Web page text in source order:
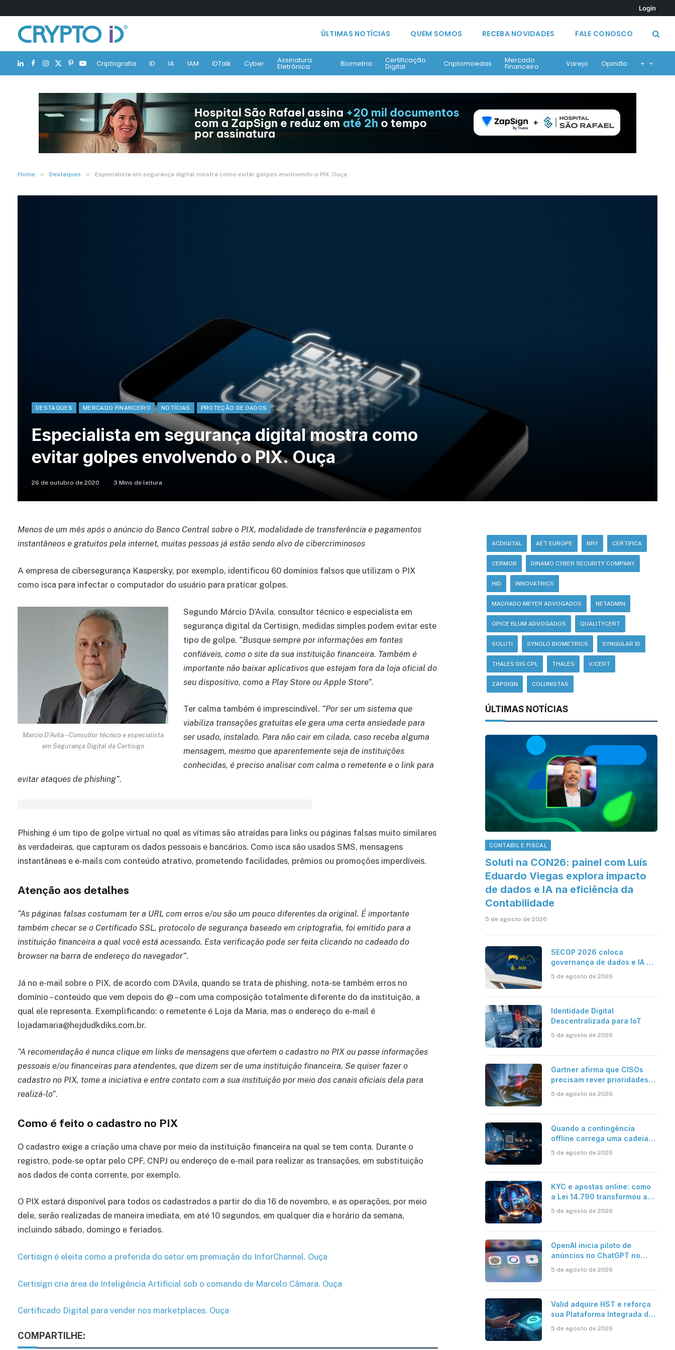
Login
ÚLTIMAS NOTÍCIAS QUEM SOMOS RECEBA NOVIDADES FALE CONOSCO
LinkedIn
Facebook
Instagram
X
(Twitter)
Pinterest
YouTubeCriptografia ID IA IAM IDTalk Cyber Assinatura
Eletrônica Biometria Certificação
Digital Criptomoedas Mercado
Financeiro Varejo Opinião +
Home » Destaques » Especialista em segurança digital mostra como evitar golpes envolvendo o PIX. Ouça
DESTAQUES MERCADO FINANCEIRO NOTÍCIAS PROTEÇÃO DE DADOS
Especialista em segurança digital mostra como
evitar golpes envolvendo o PIX. Ouça
26 de outubro de 2020 3 Mins de leitura
Menos de um mês após o anúncio do Banco Central sobre o PIX, modalidade de transferência e pagamentos
instantâneos e gratuitos pela internet, muitas pessoas já estão sendo alvo de cibercriminosos
A empresa de cibersegurança Kaspersky, por exemplo, identificou 60 domínios falsos que utilizam o PIX
como isca para infectar o computador do usuário para praticar golpes.
Marcio D’Avila – Consultor técnico e especialista
em Segurança Digital da Certisign
Segundo Márcio D’Avila, consultor técnico e especialista em
segurança digital da Certisign, medidas simples podem evitar este
tipo de golpe. “Busque sempre por informações em fontes
confiáveis, como o site da sua instituição financeira. Também é
importante não baixar aplicativos que estejam fora da loja oficial do
seu dispositivo, como a Play Store ou Apple Store”.
Ter calma também é imprescindível. “Por ser um sistema que
viabiliza transações gratuitas ele gera uma certa ansiedade para
ser usado, instalado. Para não cair em cilada, caso receba alguma
mensagem, mesmo que aparentemente seja de instituições
conhecidas, é preciso analisar com calma o remetente e o link para
evitar ataques de phishing”.
Phishing é um tipo de golpe virtual no qual as vítimas são atraídas para links ou páginas falsas muito similares
às verdadeiras, que capturam os dados pessoais e bancários. Como isca são usados SMS, mensagens
instantâneas e e-mails com conteúdo atrativo, prometendo facilidades, prêmios ou promoções imperdíveis.
Atenção aos detalhes
“As páginas falsas costumam ter a URL com erros e/ou são um pouco diferentes da original. É importante
também checar se o Certificado SSL, protocolo de segurança baseado em criptografia, foi emitido para a
instituição financeira a qual você está acessando. Esta verificação pode ser feita clicando no cadeado do
browser na barra de endereço do navegador”.
Já no e-mail sobre o PIX, de acordo com D’Avila, quando se trata de phishing, nota-se também erros no
domínio – conteúdo que vem depois do @ – com uma composição totalmente diferente do da instituição, a
qual ele representa. Exemplificando: o remetente é Loja da Maria, mas o endereço do e-mail é
lojadamaria@hejdudkdiks.com.br.
“A recomendação é nunca clique em links de mensagens que ofertem o cadastro no PIX ou passe informações
pessoais e/ou financeiras para atendentes, que dizem ser de uma instituição financeira. Se quiser fazer o
cadastro no PIX, tome a iniciativa e entre contato com a sua instituição por meio dos canais oficiais dela para
realizá-lo”.
Como é feito o cadastro no PIX
O cadastro exige a criação uma chave por meio da instituição financeira na qual se tem conta. Durante o
registro, pode-se optar pelo CPF, CNPJ ou endereço de e-mail para realizar as transações, em substituição
aos dados de conta corrente, por exemplo.
O PIX estará disponível para todos os cadastrados a partir do dia 16 de novembro, e as operações, por meio
dele, serão realizadas de maneira imediata, em até 10 segundos, em qualquer dia e horário da semana,
incluindo sábado, domingo e feriados.
Certisign é eleita como a preferida do setor em premiação do InforChannel. Ouça
Certisign cria área de Inteligência Artificial sob o comando de Marcelo Câmara. Ouça
Certificado Digital para vender nos marketplaces. Ouça
COMPARTILHE:
ACDIGITAL AET EUROPE BRY CERTIFICA
CERMOB DINAMO CYBER SECURITY COMPANY
HID INNOVATRICS
MACHADO MEYER ADVOGADOS NETADMIN
OPICE BLUM ADVOGADOS QUALITYCERT
SOLUTI SYNOLO BIOMETRICS SYNGULAR ID
THALES DIS CPL THALES V/CERT
ZAPSIGN COLUNISTAS
ÚLTIMAS NOTÍCIAS
CONTÁBIL E FISCAL
Soluti na CON26: painel com Luís
Eduardo Viegas explora impacto
de dados e IA na eficiência da
Contabilidade
5 de agosto de 2026
SECOP 2026 coloca
governança de dados e IA no
5 de agosto de 2026
Identidade Digital
Descentralizada para IoT
5 de agosto de 2026
Gartner afirma que CISOs
precisam rever prioridades
para enfrentar os desafios
5 de agosto de 2026
Quando a contingência
offline carrega uma cadeia
5 de agosto de 2026
KYC e apostas online: como
a Lei 14.790 transformou a
mercado brasileiro
5 de agosto de 2026
OpenAI inicia piloto de
anúncios no ChatGPT no
5 de agosto de 2026
Valid adquire HST e reforça
sua Plataforma Integrada de
5 de agosto de 2026